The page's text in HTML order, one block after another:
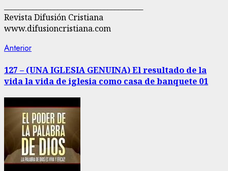
Revista Difusión Cristiana
www.difusioncristiana.com
Navegación
de
entradas
AnteriorEntrada
127 – (UNA IGLESIA GENUINA) El resultado de la
vida la vida de iglesia como casa de banquete 01